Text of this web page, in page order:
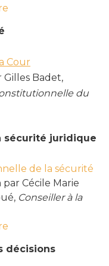
Cour
Gilles Badet,
du
sécurité juridique
de la sécurité
par Cécile Marie
Conseiller à la
décisions